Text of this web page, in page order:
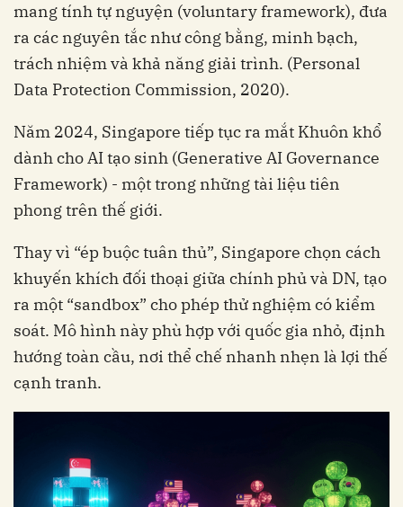
mang tính tự nguyện (voluntary framework), đưa
ra các nguyên tắc như công bằng, minh bạch,
trách nhiệm và khả năng giải trình. (Personal
Data Protection Commission, 2020).
Năm 2024, Singapore tiếp tục ra mắt Khuôn khổ
dành cho AI tạo sinh (Generative AI Governance
Framework) - một trong những tài liệu tiên
phong trên thế giới.
Thay vì “ép buộc tuân thủ”, Singapore chọn cách
khuyến khích đối thoại giữa chính phủ và DN, tạo
ra một “sandbox” cho phép thử nghiệm có kiểm
soát. Mô hình này phù hợp với quốc gia nhỏ, định
hướng toàn cầu, nơi thể chế nhanh nhẹn là lợi thế
cạnh tranh.